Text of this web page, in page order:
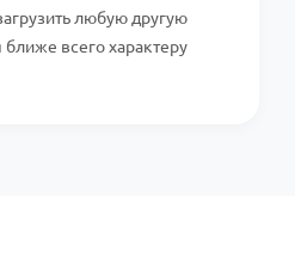
любую другую
всего характеру